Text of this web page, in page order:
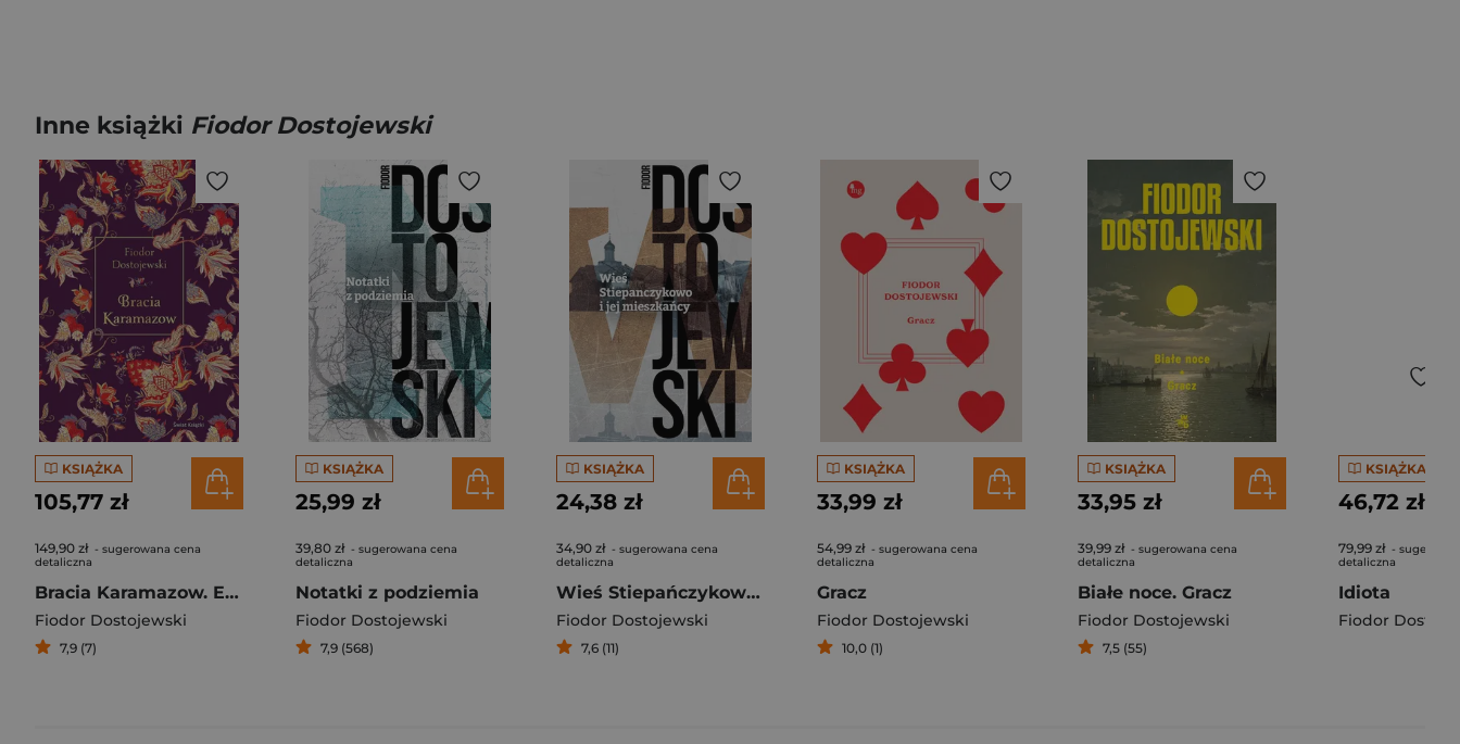
Inne książki Fiodor Dostojewski
KSIĄŻKA
105,77 zł
149,90 zł - sugerowana cena
detaliczna
Bracia Karamazow. Edycja elegancka
Fiodor Dostojewski
7,9 (7)
KSIĄŻKA
25,99 zł
39,80 zł - sugerowana cena
detaliczna
Notatki z podziemia
Fiodor Dostojewski
7,9 (568)
KSIĄŻKA
24,38 zł
34,90 zł - sugerowana cena
detaliczna
Wieś Stiepańczykowo i jej mieszkańcy
Fiodor Dostojewski
7,6 (11)
KSIĄŻKA
33,99 zł
54,99 zł - sugerowana cena
detaliczna
Gracz
Fiodor Dostojewski
10,0 (1)
KSIĄŻKA
33,95 zł
39,99 zł - sugerowana cena
detaliczna
Białe noce. Gracz
Fiodor Dostojewski
7,5 (55)
KSIĄŻKA
46,72 zł
79,99 zł -
detaliczna
Idiota
Fiodor